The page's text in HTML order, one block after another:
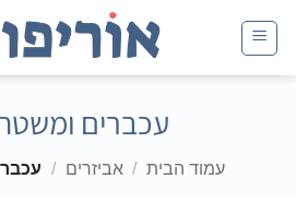
עכברים
עמוד הבית / אביזרים /